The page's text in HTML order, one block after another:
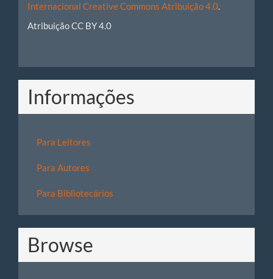
Internacional Creative Commons Atribuição 4.0.
Atribuição CC BY 4.0
Informações
Para Leitores
Para Autores
Para Bibliotecários
Browse